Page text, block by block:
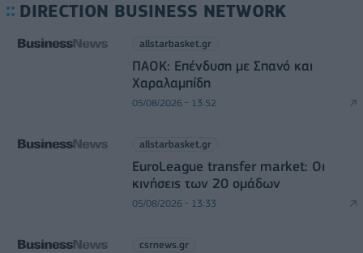
DIRECTION BUSINESS NETWORK
allstarbasket.gr
ΠΑΟΚ: Επένδυση με Σπανό και
Χαραλαμπίδη
05/08/2026 - 13:52
allstarbasket.gr
EuroLeague transfer market: Οι
κινήσεις των 20 ομάδων
05/08/2026 - 13:33
csrnews.gr